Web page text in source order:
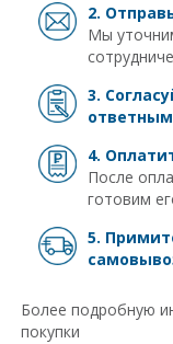
2.
Мы
3.
4.
После
готовим
5.
Более подробную
покупки